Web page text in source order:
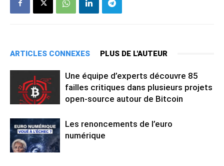
ARTICLES CONNEXES PLUS DE L'AUTEUR
Une équipe d’experts découvre 85
failles critiques dans plusieurs projets
open-source autour de Bitcoin
Les renoncements de l’euro
numérique